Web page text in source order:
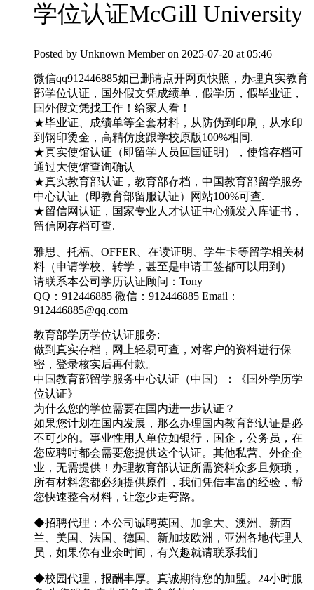
学位认证McGill University
Posted by Unknown Member on 2025-07-20 at 05:46
微信qq912446885如已删请点开网页快照，办理真实教育
部学位认证，国外假文凭成绩单，假学历，假毕业证，
国外假文凭找工作！给家人看！
★毕业证、成绩单等全套材料，从防伪到印刷，从水印
到钢印烫金，高精仿度跟学校原版100%相同.
★真实使馆认证（即留学人员回国证明），使馆存档可
通过大使馆查询确认
★真实教育部认证，教育部存档，中国教育部留学服务
中心认证（即教育部留服认证）网站100%可查.
★留信网认证，国家专业人才认证中心颁发入库证书，
留信网存档可查.
雅思、托福、OFFER、在读证明、学生卡等留学相关材
料（申请学校、转学，甚至是申请工签都可以用到）
请联系本公司学历认证顾问：Tony
QQ：912446885 微信：912446885 Email：
912446885@qq.com
教育部学历学位认证服务:
做到真实存档，网上轻易可查，对客户的资料进行保
密，登录核实后再付款。
中国教育部留学服务中心认证（中国）：《国外学历学
位认证》
为什么您的学位需要在国内进一步认证？
如果您计划在国内发展，那么办理国内教育部认证是必
不可少的。事业性用人单位如银行，国企，公务员，在
您应聘时都会需要您提供这个认证。其他私营、外企企
业，无需提供！办理教育部认证所需资料众多且烦琐，
所有材料您都必须提供原件，我们凭借丰富的经验，帮
您快速整合材料，让您少走弯路。
◆招聘代理：本公司诚聘英国、加拿大、澳洲、新西
兰、美国、法国、德国、新加坡欧洲，亚洲各地代理人
员，如果你有业余时间，有兴趣就请联系我们
◆校园代理，报酬丰厚。真诚期待您的加盟。24小时服